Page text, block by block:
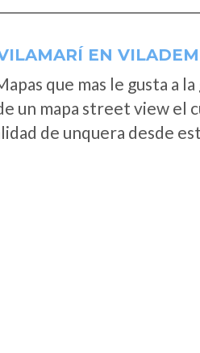
EN
que mas le gusta a
un mapa street view el
de unquera desde